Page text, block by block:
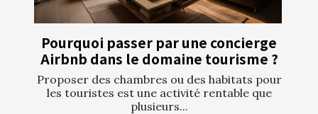
Pourquoi passer par une concierge
Airbnb dans le domaine tourisme ?
Proposer des chambres ou des habitats pour
les touristes est une activité rentable que
plusieurs...